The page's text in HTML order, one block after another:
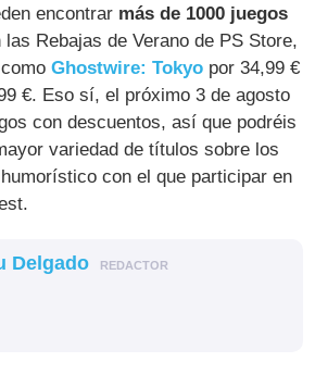
encontrar más de 1000 juegos
las Rebajas de Verano de PS Store,
comoGhostwire: Tokyo por 34,99 €
€. Eso sí, el próximo 3 de agosto
con descuentos, así que podréis
variedad de títulos sobre los
con el que participar en
Delgado REDACTOR